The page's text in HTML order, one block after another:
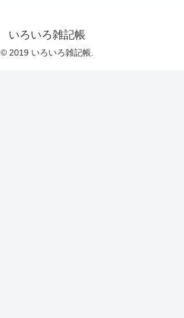
いろいろ雑記帳
© 2019 いろいろ雑記帳.